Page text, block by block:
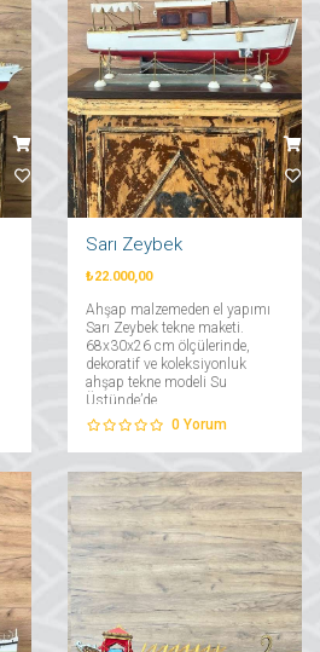
Sarı Zeybek
₺22.000,00
Ahşap malzemeden el yapımı
Sarı Zeybek tekne maketi.
68x30x26 cm ölçülerinde,
dekoratif ve koleksiyonluk
ahşap tekne modeli Su
Üstünde’de....
0 Yorum